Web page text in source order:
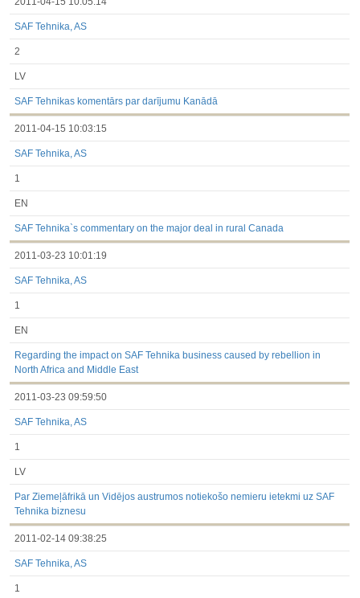
SAF Tehnika, AS
2
LV
SAF Tehnikas komentārs par darījumu Kanādā
2011-04-15 10:03:15
SAF Tehnika, AS
1
EN
SAF Tehnika`s commentary on the major deal in rural Canada
2011-03-23 10:01:19
SAF Tehnika, AS
1
EN
Regarding the impact on SAF Tehnika business caused by rebellion in
North Africa and Middle East
2011-03-23 09:59:50
SAF Tehnika, AS
1
LV
Par Ziemeļāfrikā un Vidējos austrumos notiekošo nemieru ietekmi uz SAF
Tehnika biznesu
2011-02-14 09:38:25
SAF Tehnika, AS
1